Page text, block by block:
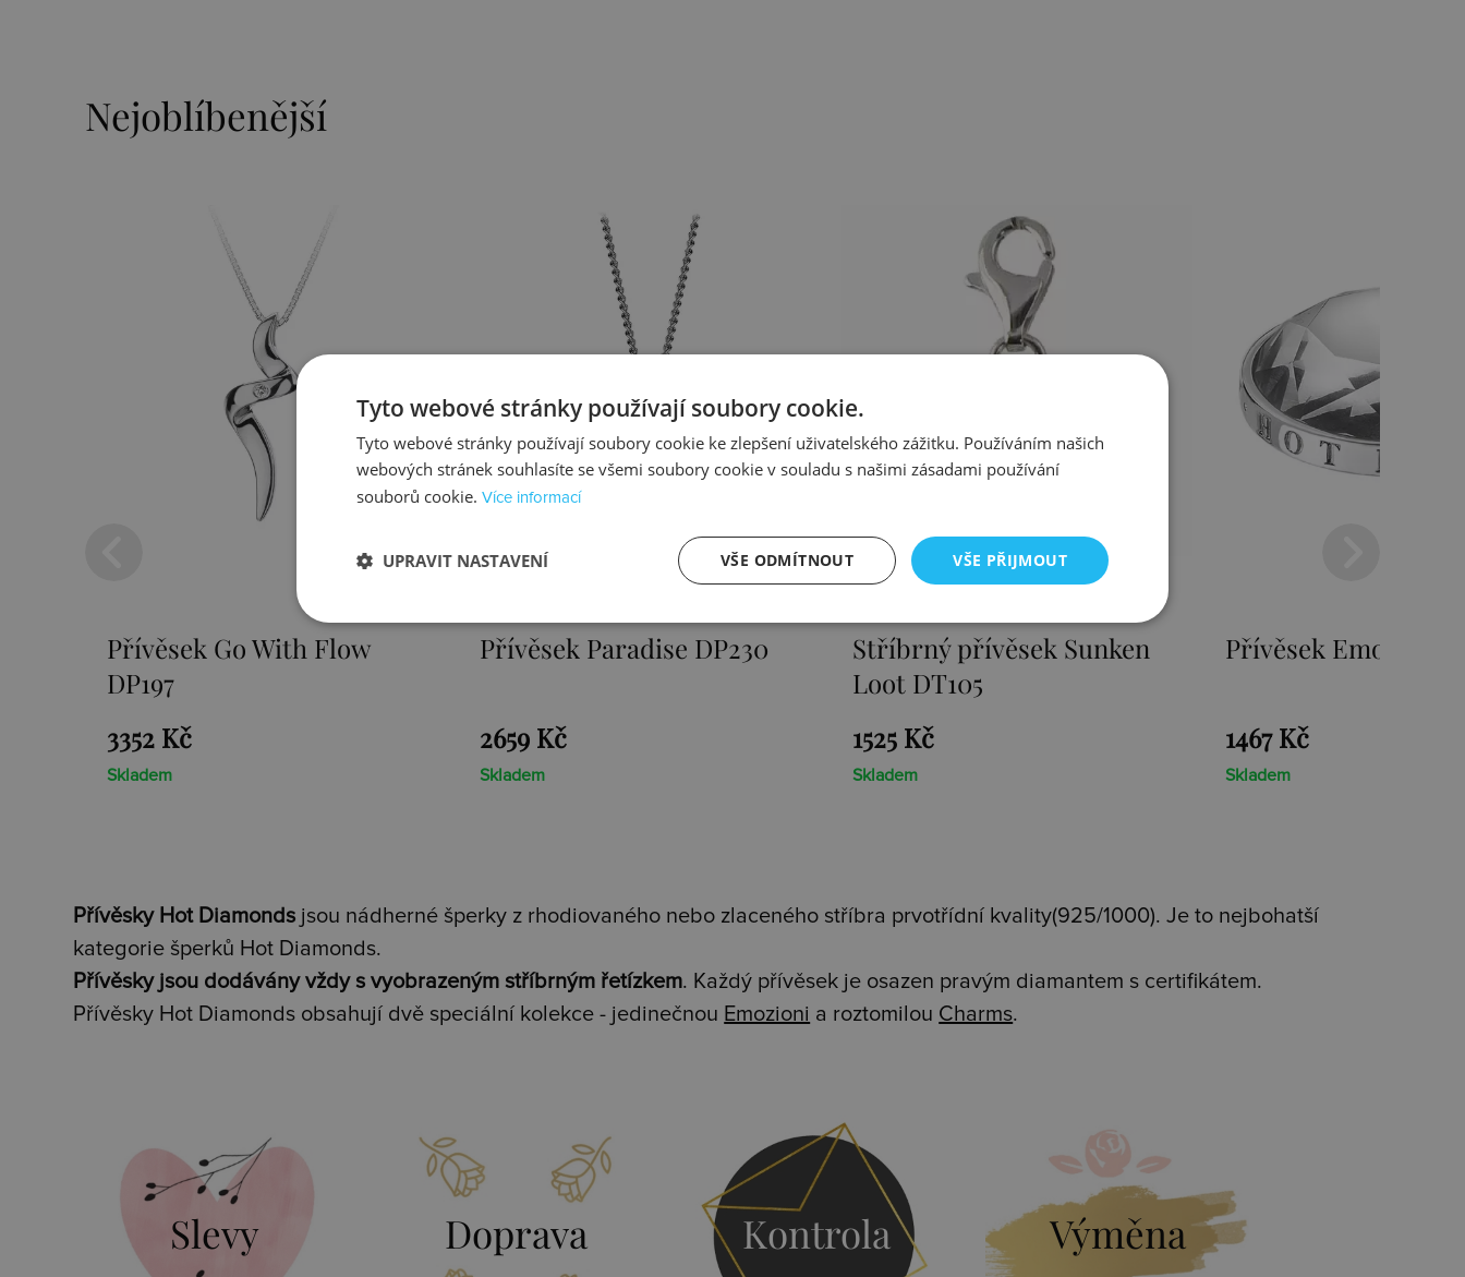
Nejoblíbenější
Přívěsek Paradise DP230
2659 Kč
Skladem
Stříbrný přívěsek Sunken
1525 Kč
Skladem
Přívěsek Emozioni Ice Coin
1467 Kč
Skladem
Přívěsek Emozioni
1467 Kč
Skladem
Přívěsky Hot Diamonds jsou nádherné šperky z rhodiovaného nebo zlaceného stříbra prvotřídní kvality(925/1000). Je to nejbohatší
kategorie šperků Hot Diamonds.
Přívěsky jsou dodávány vždy s vyobrazeným stříbrným řetízkem. Každý přívěsek je osazen pravým diamantem s certifikátem.
Přívěsky Hot Diamonds obsahují dvě speciální kolekce - jedinečnou Emozioni a roztomilou Charms.
Slevy Doprava Kontrola Výměna
Tyto webové stránky používají soubory cookie.
Tyto webové stránky používají soubory cookie ke zlepšení uživatelského zážitku. Používáním našich
webových stránek souhlasíte se všemi soubory cookie v souladu s našimi zásadami používání
souborů cookie. Více informací
VŠE PŘIJMOUT
VŠE ODMÍTNOUT
UPRAVIT NASTAVENÍ